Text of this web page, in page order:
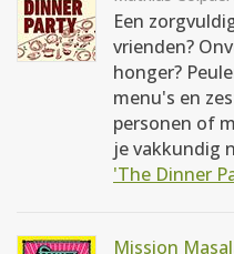
Een
vrienden?
honger?
menu's en
personen of
je vakkundig
'The Dinner
Mission